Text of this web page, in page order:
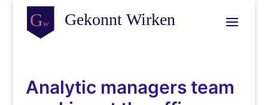
Analytic managers team